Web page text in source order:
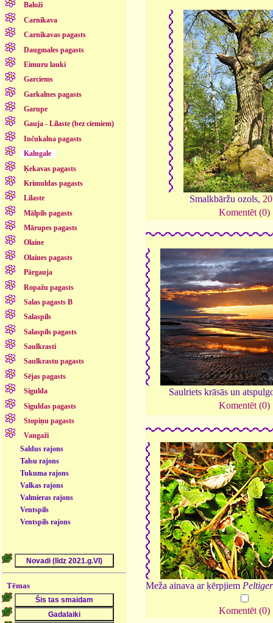
Baloži
Carnikava
Carnikavas pagasts
Daugmales pagasts
Eimuru lauki
Garciems
Garkalnes pagasts
Garupe
Gauja - Lilaste (bez ciemiem)
Inčukalna pagasts
Kalngale
Ķekavas pagasts
Krimuldas pagasts
Lilaste
Mālpils pagasts
Mārupes pagasts
Olaine
Olaines pagasts
Pārgauja
Ropažu pagasts
Salas pagasts B
Salaspils
Salaspils pagasts
Saulkrasti
Saulkrastu pagasts
Sējas pagasts
Sigulda
Siguldas pagasts
Stopiņu pagasts
Vangaži
Saldus rajons
Talsu rajons
Tukuma rajons
Valkas rajons
Valmieras rajons
Ventspils
Ventspils rajons
Tēmas
Smalkbāržu ozols,
Komentēt (0)
Saulriets krāsās un
Komentēt (0)
Meža ainava ar ķērpjiem
Komentēt (0)